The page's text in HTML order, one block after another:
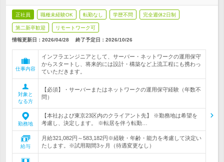
正社員 職種未経験OK 転勤なし 学歴不問 完全週休2日制
第二新卒歓迎 リモートワーク可
情報更新日：2026/04/28 終了予定日： 2026/10/26
仕事内容
インフラエンジニアとして、サーバー・ネットワークの運用保守
からスタートし、将来的には設計・構築など上流工程にも携わっ
ていただきます。
対象と
なる方
【必須】・サーバーまたはネットワークの運用保守経験（年数不
問）
勤務地
【本社および東京23区内のクライアント先】 ※勤務地は希望を
考慮し、決定します。 ※転居を伴う転勤…
給与
月給321,082円～583,182円※経験・年齢・能力を考慮して決定い
たします。※試用期間3ヶ月（待遇変更なし）